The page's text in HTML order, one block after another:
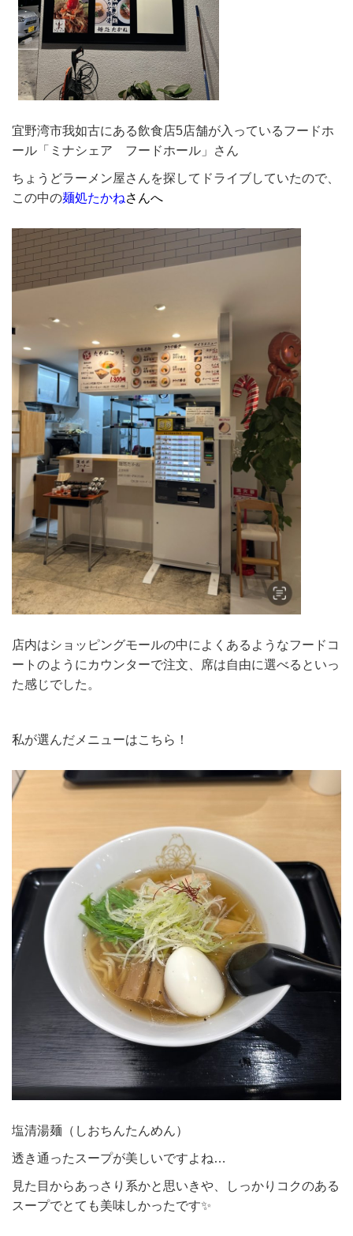
宜野湾市我如古にある飲食店5店舗が入っているフードホ
ール「ミナシェア フードホール」さん
ちょうどラーメン屋さんを探してドライブしていたので、
この中の麺処たかねさんへ
店内はショッピングモールの中によくあるようなフードコ
ートのようにカウンターで注文、席は自由に選べるといっ
た感じでした。
私が選んだメニューはこちら！
塩清湯麺（しおちんたんめん）
透き通ったスープが美しいですよね…
見た目からあっさり系かと思いきや、しっかりコクのある
スープでとても美味しかったです✨